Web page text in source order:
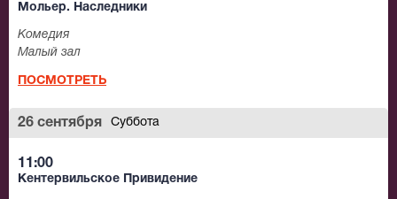
Мольер. Наследники
Комедия
Малый зал
ПОСМОТРЕТЬ
26 сентября Суббота
11:00
Кентервильское Привидение